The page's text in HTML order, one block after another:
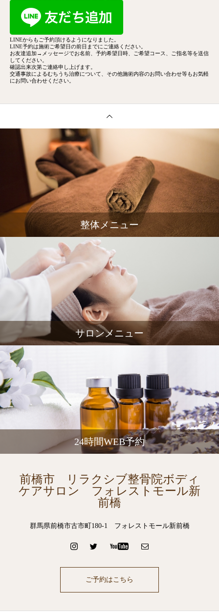
LINEからもご予約頂けるようになりました。
LINE予約は施術ご希望日の前日までにご連絡ください。
お友達追加→メッセージでお名前、予約希望日時、ご希望コース、
ご指名等を送信
してください。
確認出来次第ご連絡申し上げます。
交通事故によるむちうち治療について、その他施術内容のお問い合わせ等もお気軽
にお問い合わせください。
整体メニュー
サロンメニュー
24時間WEB予約
前橋市 リラクシブ整骨院ボディ
ケアサロン フォレストモール新
前橋
群馬県前橋市古市町180-1 フォレストモール新前橋
ご予約はこちら